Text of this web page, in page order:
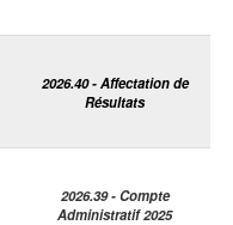
2026.40 - Affectation de
Résultats
2026.39 - Compte
Administratif 2025